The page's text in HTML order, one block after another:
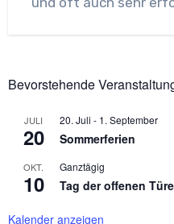
Bevorstehende
JULI
20
20. Juli - 1. September
Sommerferien
OKT.
10
Ganztägig
Tag der offenen Türe
Kalender anzeigen